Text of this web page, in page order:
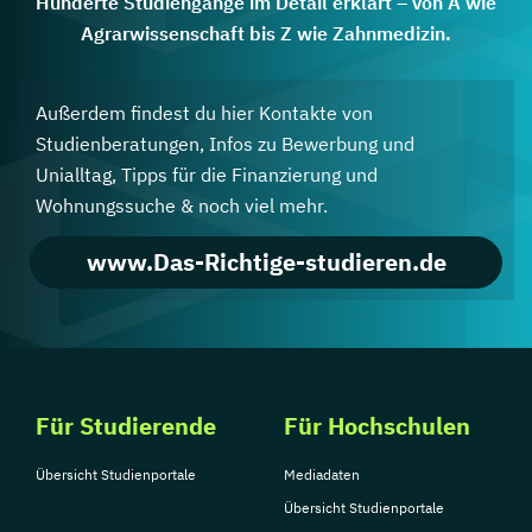
Agrarwissenschaft bis Z wie Zahnmedizin.
Außerdem findest du hier Kontakte von
Studienberatungen, Infos zu Bewerbung und
Unialltag, Tipps für die Finanzierung und
Wohnungssuche & noch viel mehr.
www.Das-Richtige-studieren.de
Für Studierende
Übersicht Studienportale
Für Hochschulen
Mediadaten
Übersicht Studienportale